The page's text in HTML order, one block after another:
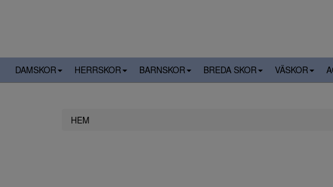
DAMSKOR HERRSKOR BARNSKOR BREDA SKOR VÄSKOR
HEM